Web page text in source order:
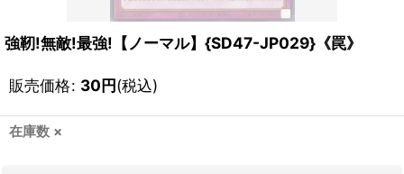
強靭!無敵!最強!【ノーマル】{SD47-JP029}《罠》
販売価格: 30円(税込)
在庫数 ×